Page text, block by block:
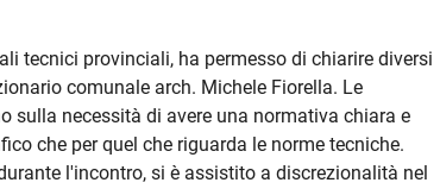
tecnici provinciali, ha permesso di chiarire diversi
comunale arch. Michele Fiorella. Le
sulla necessità di avere una normativa chiara e
che per quel che riguarda le norme tecniche.
l'incontro, si è assistito a discrezionalità nel